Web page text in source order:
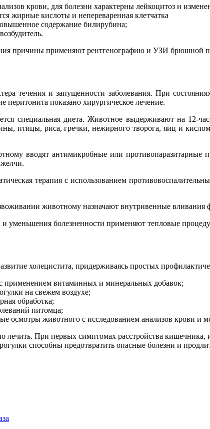
крови, для болезни характерны лейкоцитоз и
жирные кислоты и непереваренная клетчатка
содержание билирубина;
причины применяют рентгенографию и УЗИ брюшной
течения и запущенности заболевания. При
перитонита показано хирургическое лечение.
специальная диета. Животное выдерживают на
птицы, риса, гречки, нежирного творога, яиц и
вводят антимикробные или противопаразитарные
терапия с использованием
животному назначают внутривенные вливания
и уменьшения болезненности применяют тепловые
холецистита, придерживаясь простых
применением витаминных и минеральных добавок;
на свежем воздухе;
обработка;
питомца;
осмотры животного с исследованием анализов крови и
При первых симптомах расстройства
способны предотвратить опасные болезни и